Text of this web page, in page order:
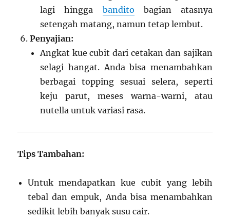
lagi hingga bandito bagian atasnya
setengah matang, namun tetap lembut.
Penyajian:
Angkat kue cubit dari cetakan dan sajikan
selagi hangat. Anda bisa menambahkan
berbagai topping sesuai selera, seperti
keju parut, meses warna-warni, atau
nutella untuk variasi rasa.
Tips Tambahan:
Untuk mendapatkan kue cubit yang lebih
tebal dan empuk, Anda bisa menambahkan
sedikit lebih banyak susu cair.